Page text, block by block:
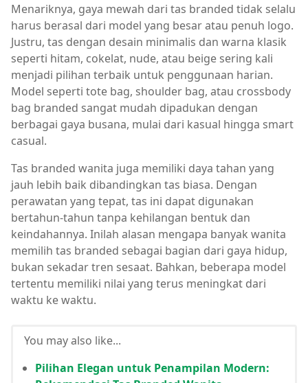
Menariknya, gaya mewah dari tas branded tidak selalu
harus berasal dari model yang besar atau penuh logo.
Justru, tas dengan desain minimalis dan warna klasik
seperti hitam, cokelat, nude, atau beige sering kali
menjadi pilihan terbaik untuk penggunaan harian.
Model seperti tote bag, shoulder bag, atau crossbody
bag branded sangat mudah dipadukan dengan
berbagai gaya busana, mulai dari kasual hingga smart
casual.
Tas branded wanita juga memiliki daya tahan yang
jauh lebih baik dibandingkan tas biasa. Dengan
perawatan yang tepat, tas ini dapat digunakan
bertahun-tahun tanpa kehilangan bentuk dan
keindahannya. Inilah alasan mengapa banyak wanita
memilih tas branded sebagai bagian dari gaya hidup,
bukan sekadar tren sesaat. Bahkan, beberapa model
tertentu memiliki nilai yang terus meningkat dari
waktu ke waktu.
You may also like...
Pilihan Elegan untuk Penampilan Modern: